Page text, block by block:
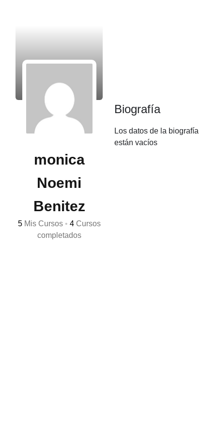
monica
Noemi
Benitez
5Mis Cursos • 4Cursos
completados
Biografía
Los datos de la biografía
están vacíos